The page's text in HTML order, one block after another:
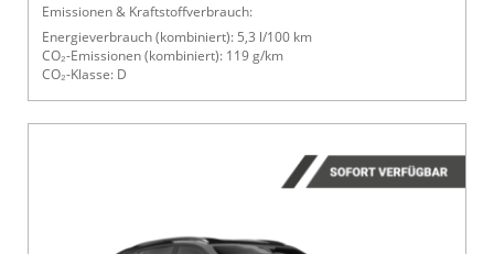
Emissionen & Kraftstoffverbrauch:
Energieverbrauch (kombiniert): 5,3 l/100 km
CO₂-Emissionen (kombiniert): 119 g/km
CO₂-Klasse: D